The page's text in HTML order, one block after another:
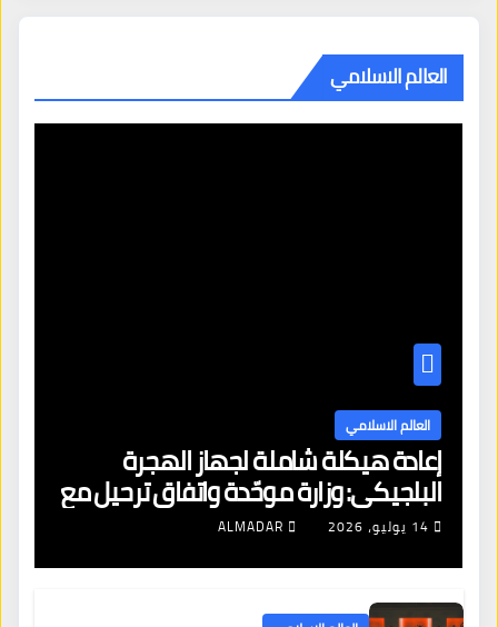
العالم الاسلامي
العالم الاسلامي
إعادة هيكلة شاملة لجهاز الهجرة
البلجيكي: وزارة موحّدة واتفاق ترحيل مع
الجزائر وتجميد قرارات اللبنانيين
14 يوليو، 2026 ALMADAR